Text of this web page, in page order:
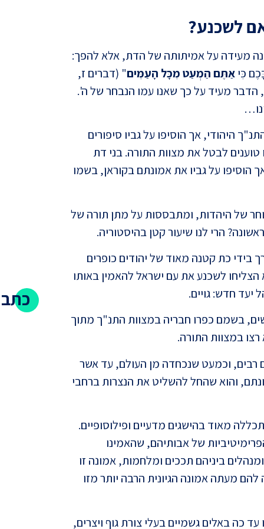
לשכנע?
מעידה על אמיתותה של הדת, אלא להפך:
כִּיאַתֶּם הַמְעַט מִכָּל הָעַמִּים" (דברים ז,
מעיד על כך שאנו עמו הנבחר של ה'.
היהודי, אך הוסיפו על גביו סיפורים
לבטל את מצוות התורה. בני דת
על גביו את אמונתם בקוראן, בשמו
של היהדות, ומתבססות על מתן תורה של
הרי לנו שיעור קטן בהיסטוריה.
התחילה לפני כ-2000 שנה לערך בידי כת קטנה מאוד של יהודים כופרים
לשכנע את עם ישראל להאמין באותו
חדש: גויים.
בשמם כפרו חבריה במצוות התנ"ך מתוך
במצוות התורה.
רבים, וכמעט שנכחדה מן העולם, עד אשר
והוא שהחל להשליט את הנצרות ברחבי
מאוד בהישגים מדעיים ופילוסופיים.
של אבותיהם, שהאמינו
ביניהם תככים ומלחמות, אמונה זו
מעתה אמונה הגיונית הרבה יותר מזו
כה באלים גשמיים בעלי צורת גוף ויצרים,